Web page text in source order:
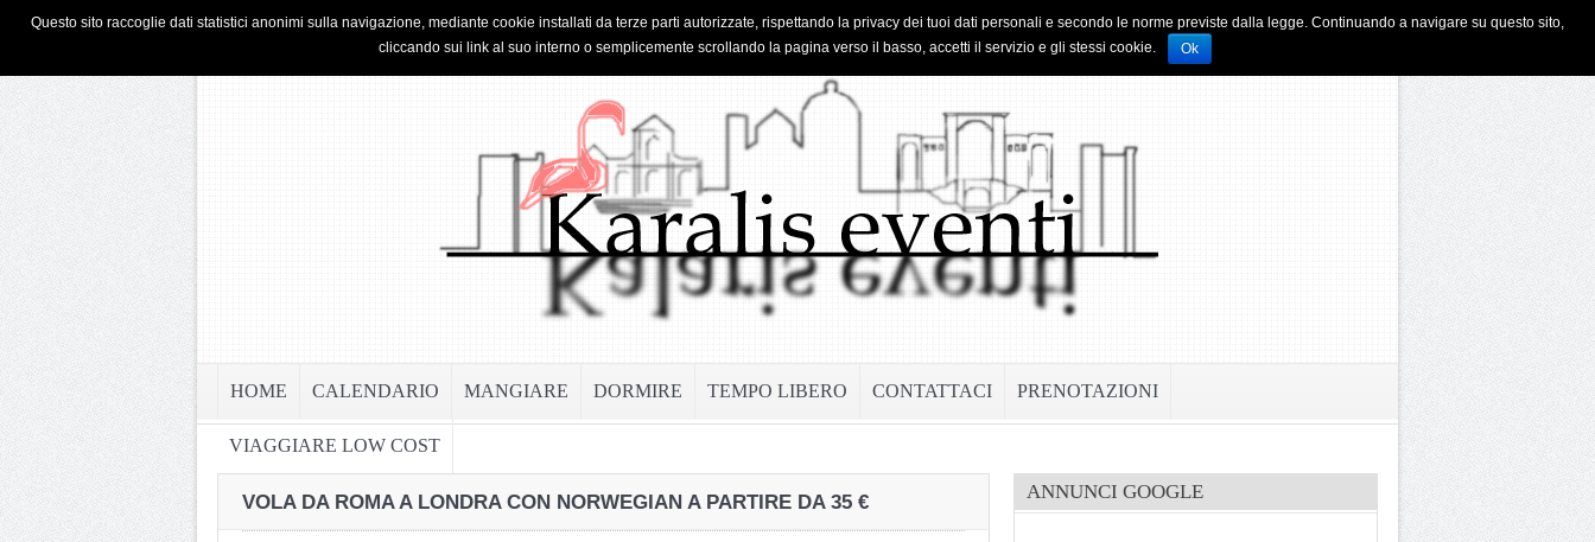
HOME PRIVACY & COOKIE POLICY
HOME CALENDARIO MANGIARE DORMIRE TEMPO LIBERO CONTATTACI PRENOTAZIONI
VIAGGIARE LOW COST
VOLA DA ROMA A LONDRA CON NORWEGIAN A PARTIRE DA 35 € ANNUNCI GOOGLE
Questo sito raccoglie dati statistici anonimi sulla navigazione, mediante cookie installati da terze parti autorizzate, rispettando la privacy dei tuoi dati personali e secondo le norme previste dalla legge. Continuando a navigare su questo sito,
cliccando sui link al suo interno o semplicemente scrollando la pagina verso il basso, accetti il servizio e gli stessi cookie.
Ok